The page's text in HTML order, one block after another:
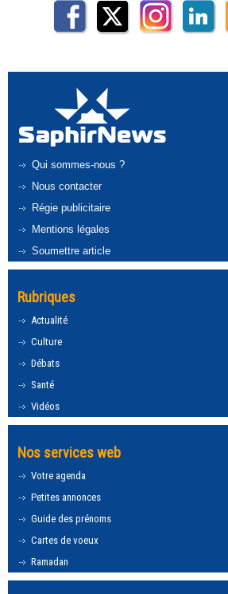
Qui sommes-nous ?
Nous contacter
Régie publicitaire
Mentions légales
Soumettre article
Rubriques
Actualité
Culture
Débats
Santé
Vidéos
Nos services web
Votre agenda
Petites annonces
Guide des prénoms
Cartes de voeux
Ramadan